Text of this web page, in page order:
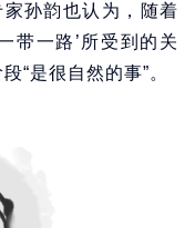
孙韵也认为，随着
带一路’所受到的关
“是很自然的事”。